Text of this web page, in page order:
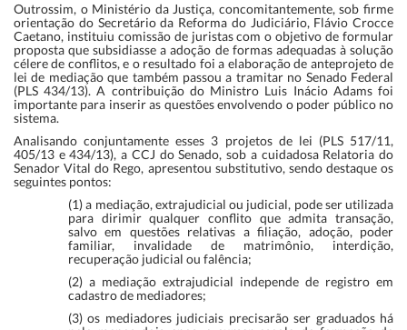
Outrossim, o Ministério da Justiça, concomitantemente, sob firme
orientação do Secretário da Reforma do Judiciário, Flávio Crocce
Caetano, instituiu comissão de juristas com o objetivo de formular
proposta que subsidiasse a adoção de formas adequadas à solução
célere de conflitos, e o resultado foi a elaboração de anteprojeto de
lei de mediação que também passou a tramitar no Senado Federal
(PLS 434/13). A contribuição do Ministro Luis Inácio Adams foi
importante para inserir as questões envolvendo o poder público no
sistema.
Analisando conjuntamente esses 3 projetos de lei (PLS 517/11,
405/13 e 434/13), a CCJ do Senado, sob a cuidadosa Relatoria do
Senador Vital do Rego, apresentou substitutivo, sendo destaque os
seguintes pontos:
(1) a mediação, extrajudicial ou judicial, pode ser utilizada
para dirimir qualquer conflito que admita transação,
salvo em questões relativas a filiação, adoção, poder
familiar, invalidade de matrimônio, interdição,
recuperação judicial ou falência;
(2) a mediação extrajudicial independe de registro em
cadastro de mediadores;
(3) os mediadores judiciais precisarão ser graduados há